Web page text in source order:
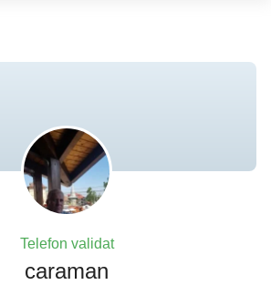
Telefon validat
caraman